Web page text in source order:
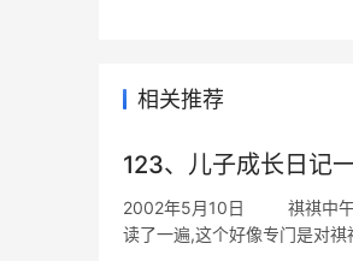
相关推荐
123、儿子成长日记
2002年5月10日 祺祺中午放
读了一遍,这个好像专门是